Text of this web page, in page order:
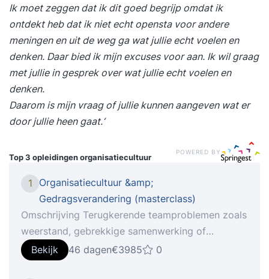
Ik moet zeggen dat ik dit goed begrijp omdat ik
ontdekt heb dat ik niet echt opensta voor andere
meningen en uit de weg ga wat jullie echt voelen en
denken. Daar bied ik mijn excuses voor aan. Ik wil graag
met jullie in gesprek over wat jullie echt voelen en
denken.
Daarom is mijn vraag of jullie kunnen aangeven wat er
door jullie heen gaat.‘
Top 3 opleidingenorganisatiecultuur
POWERED BY
1
Organisatiecultuur &amp;
Gedragsverandering (masterclass)
Omschrijving Terugkerende teamproblemen zoals
weerstand, gebrekkige samenwerking of
moeizame innovatie? Vaak ligt de oorzaak in de
cultuur. Zonder een sterke en duidelijke cultuur
Bekijk 46 dagen€3985 0